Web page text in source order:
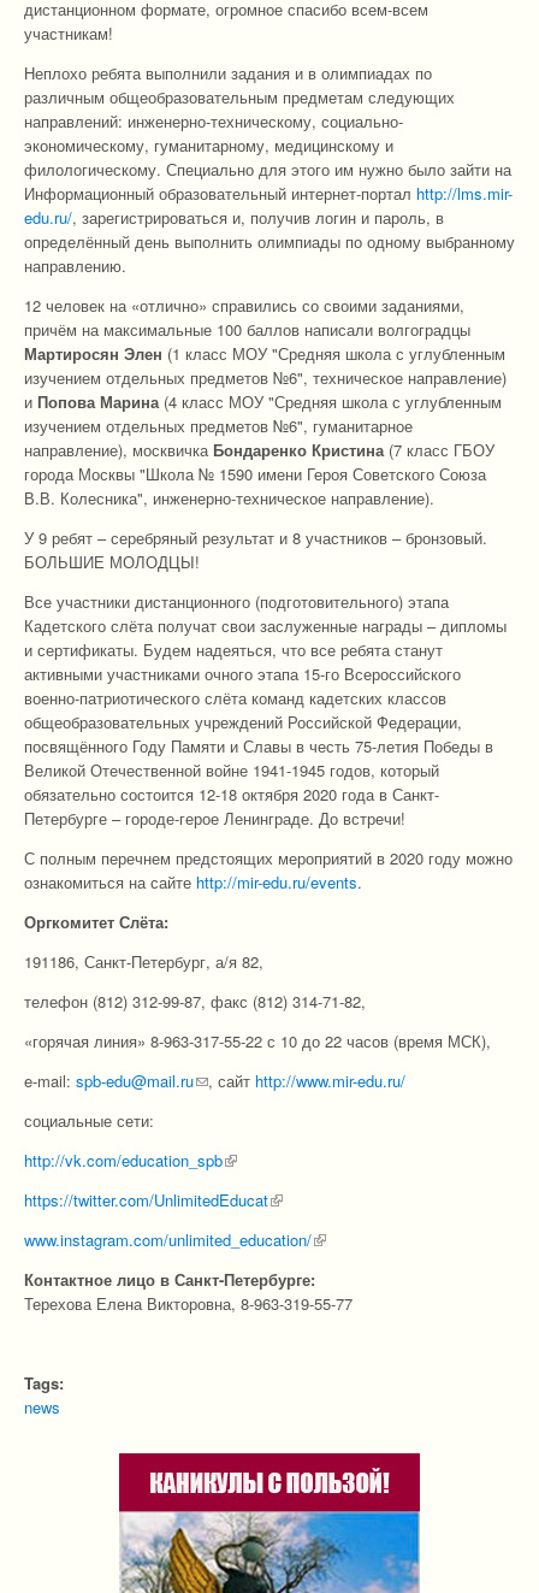
дистанционном формате, огромное спасибо всем-всем
участникам!
Неплохо ребята выполнили задания и в олимпиадах по
различным общеобразовательным предметам следующих
направлений: инженерно-техническому, социально-
экономическому, гуманитарному, медицинскому и
филологическому. Специально для этого им нужно было зайти на
Информационный образовательный интернет-портал http://lms.mir-
edu.ru/, зарегистрироваться и, получив логин и пароль, в
определённый день выполнить олимпиады по одному выбранному
направлению.
12 человек на «отлично» справились со своими заданиями,
причём на максимальные 100 баллов написали волгоградцы
Мартиросян Элен (1 класс МОУ "Средняя школа с углубленным
изучением отдельных предметов №6", техническое направление)
и Попова Марина (4 класс МОУ "Средняя школа с углубленным
изучением отдельных предметов №6", гуманитарное
направление), москвичка Бондаренко Кристина (7 класс ГБОУ
города Москвы "Школа № 1590 имени Героя Советского Союза
В.В. Колесника", инженерно-техническое направление).
У 9 ребят – серебряный результат и 8 участников – бронзовый.
БОЛЬШИЕ МОЛОДЦЫ!
Все участники дистанционного (подготовительного) этапа
Кадетского слёта получат свои заслуженные награды – дипломы
и сертификаты. Будем надеяться, что все ребята станут
активными участниками очного этапа 15-го Всероссийского
военно-патриотического слёта команд кадетских классов
общеобразовательных учреждений Российской Федерации,
посвящённого Году Памяти и Славы в честь 75-летия Победы в
Великой Отечественной войне 1941-1945 годов, который
обязательно состоится 12-18 октября 2020 года в Санкт-
Петербурге – городе-герое Ленинграде. До встречи!
С полным перечнем предстоящих мероприятий в 2020 году можно
ознакомиться на сайте http://mir-edu.ru/events.
Оргкомитет Слёта:
191186, Санкт-Петербург, а/я 82,
телефон (812) 312-99-87, факс (812) 314-71-82,
«горячая линия» 8-963-317-55-22 с 10 до 22 часов (время МСК),
e-mail: spb-edu@mail.ru(link sends e-mail)
, сайт http://www.mir-edu.ru/
социальные сети:
http://vk.com/education_spb(link is external)
https://twitter.com/UnlimitedEducat(link is external)
www.instagram.com/unlimited_education/(link is external)
Контактное лицо в Санкт-Петербурге:
Терехова Елена Викторовна, 8-963-319-55-77
Tags:
news